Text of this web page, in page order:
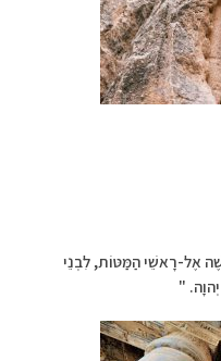
אֶל-רָאשֵׁי הַמַּטּוֹת, לִבְנֵי
"